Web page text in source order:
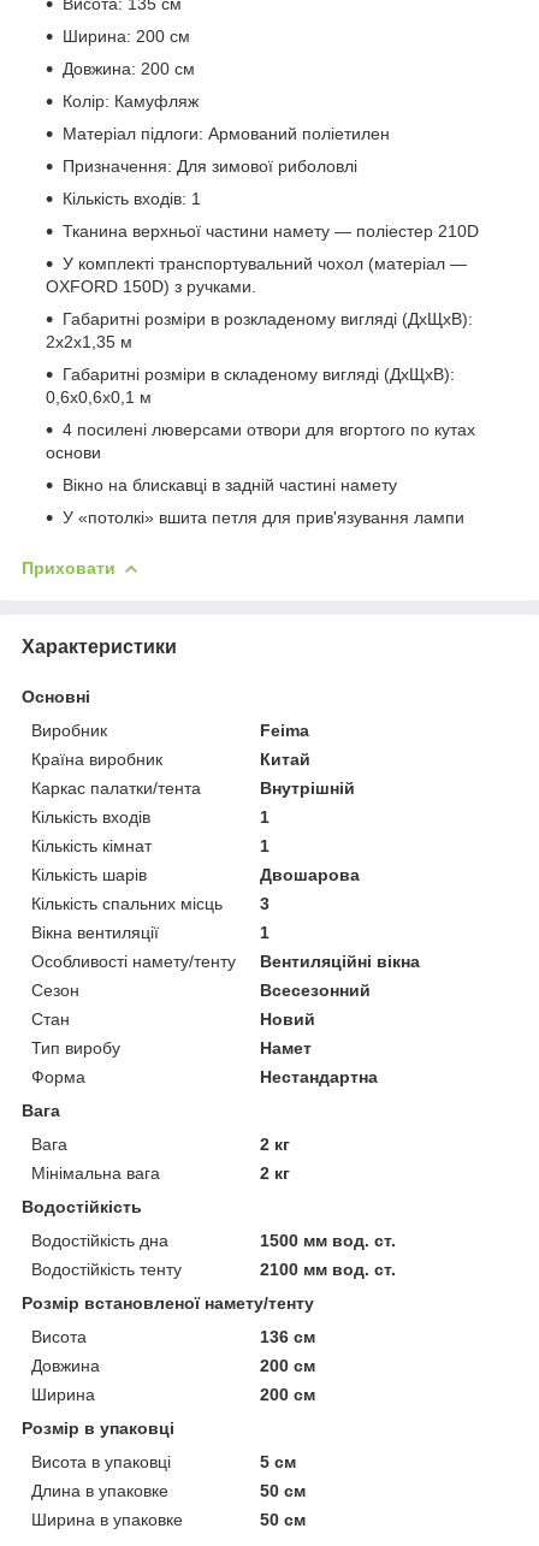
Ширина: 200 см
Довжина: 200 см
Колір: Камуфляж
Матеріал підлоги: Армований поліетилен
Призначення: Для зимової риболовлі
Кількість входів: 1
Тканина верхньої частини намету — поліестер 210D
У комплекті транспортувальний чохол (матеріал —
OXFORD 150D) з ручками.
Габаритні розміри в розкладеному вигляді (ДхЩхВ):
2х2х1,35 м
Габаритні розміри в складеному вигляді (ДхЩхВ):
0,6х0,6х0,1 м
4 посилені люверсами отвори для вгортого по кутах
основи
Вікно на блискавці в задній частині намету
У «потолкі» вшита петля для прив'язування лампи
Приховати
Характеристики
Основні
Виробник
Feima
Країна виробник
Китай
Каркас палатки/тента
Внутрішній
Кількість входів
1
Кількість кімнат
1
Кількість шарів
Двошарова
Кількість спальних місць
3
Вікна вентиляції
1
Особливості намету/тенту
Вентиляційні вікна
Сезон
Всесезонний
Стан
Новий
Тип виробу
Намет
Форма
Нестандартна
Вага
Вага
2 кг
Мінімальна вага
2 кг
Водостійкість
Водостійкість дна
1500 мм вод. ст.
Водостійкість тенту
2100 мм вод. ст.
Розмір встановленої намету/тенту
Висота
136 см
Довжина
200 см
Ширина
200 см
Розмір в упаковці
Висота в упаковці
5 см
Длина в упаковке
50 см
Ширина в упаковке
50 см